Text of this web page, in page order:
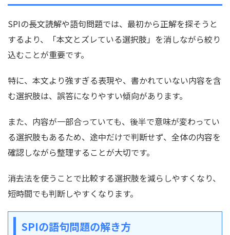
SPIの長文読解や語句問題では、最初から正解を探そうと
するより、「本文とズレている選択肢」を消しながら絞り
込むことが重要です。
特に、本文より強すぎる表現や、書かれていない内容を含
む選択肢は、誤答になりやすい傾向があります。
また、内容が一部合っていても、後半で意味が変わってい
る選択肢もあるため、途中だけで判断せず、全体の内容を
確認しながら整理することが大切です。
消去法を使うことで比較する選択肢を減らしやすくなり、
短時間でも判断しやすくなります。
SPIの語句問題の解き方